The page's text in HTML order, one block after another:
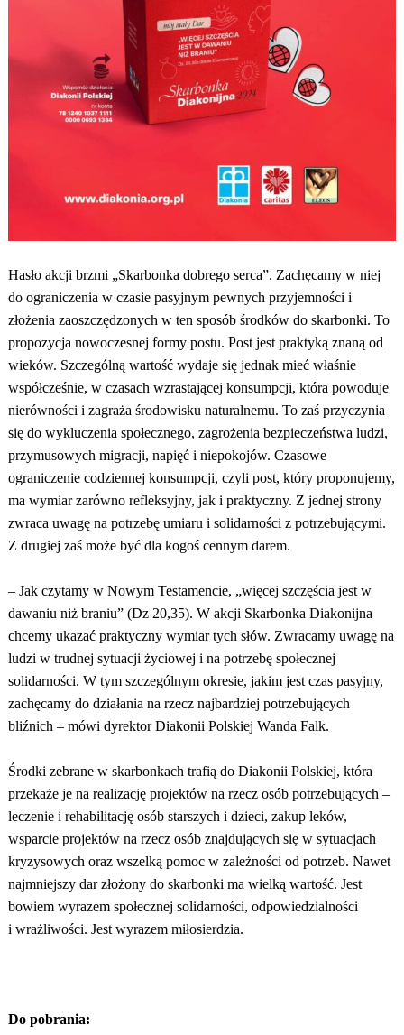
Hasło akcji brzmi „Skarbonka dobrego serca”. Zachęcamy w niej
do ograniczenia w czasie pasyjnym pewnych przyjemności i
złożenia zaoszczędzonych w ten sposób środków do skarbonki. To
propozycja nowoczesnej formy postu. Post jest praktyką znaną od
wieków. Szczególną wartość wydaje się jednak mieć właśnie
współcześnie, w czasach wzrastającej konsumpcji, która powoduje
nierówności i zagraża środowisku naturalnemu. To zaś przyczynia
się do wykluczenia społecznego, zagrożenia bezpieczeństwa ludzi,
przymusowych migracji, napięć i niepokojów. Czasowe
ograniczenie codziennej konsumpcji, czyli post, który proponujemy,
ma wymiar zarówno refleksyjny, jak i praktyczny. Z jednej strony
zwraca uwagę na potrzebę umiaru i solidarności z potrzebującymi.
Z drugiej zaś może być dla kogoś cennym darem.
– Jak czytamy w Nowym Testamencie, „więcej szczęścia jest w
dawaniu niż braniu” (Dz 20,35). W akcji Skarbonka Diakonijna
chcemy ukazać praktyczny wymiar tych słów. Zwracamy uwagę na
ludzi w trudnej sytuacji życiowej i na potrzebę społecznej
solidarności. W tym szczególnym okresie, jakim jest czas pasyjny,
zachęcamy do działania na rzecz najbardziej potrzebujących
bliźnich – mówi dyrektor Diakonii Polskiej Wanda Falk.
Środki zebrane w skarbonkach trafią do Diakonii Polskiej, która
przekaże je na realizację projektów na rzecz osób potrzebujących –
leczenie i rehabilitację osób starszych i dzieci, zakup leków,
wsparcie projektów na rzecz osób znajdujących się w sytuacjach
kryzysowych oraz wszelką pomoc w zależności od potrzeb. Nawet
najmniejszy dar złożony do skarbonki ma wielką wartość. Jest
bowiem wyrazem społecznej solidarności, odpowiedzialności
i wrażliwości. Jest wyrazem miłosierdzia.
Do pobrania: